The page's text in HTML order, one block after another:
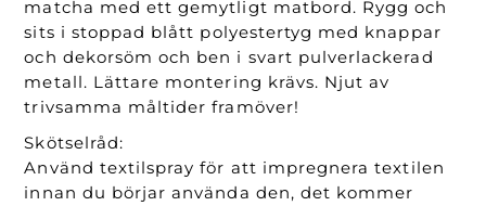
matcha med ett gemytligt matbord. Rygg och
sits i stoppad blått polyestertyg med knappar
och dekorsöm och ben i svart pulverlackerad
metall. Lättare montering krävs. Njut av
trivsamma måltider framöver!
Skötselråd:
Använd textilspray för att impregnera textilen
innan du börjar använda den, det kommer